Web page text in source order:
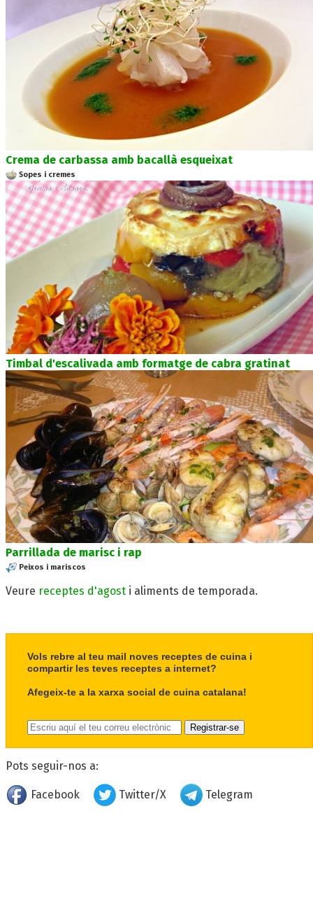
Crema de carbassa amb bacallà esqueixat
Sopes i cremes
Timbal d'escalivada amb formatge de cabra gratinat
Parrillada de marisc i rap
Peixos i mariscos
Veure receptes d'agost i aliments de temporada.
Vols rebre al teu mail noves receptes de cuina i
compartir les teves receptes a internet?
Afegeix-te a la xarxa social de cuina catalana!
Pots seguir-nos a:
Facebook Twitter/X Telegram